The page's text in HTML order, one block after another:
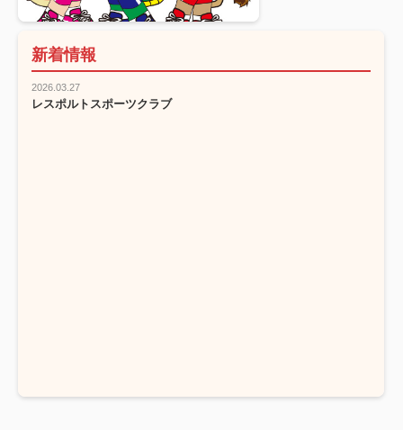
新着情報
2026.03.27
レスポルトスポーツクラブ